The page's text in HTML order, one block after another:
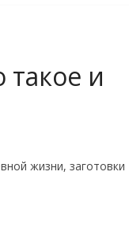
такое и
жизни, заготовки